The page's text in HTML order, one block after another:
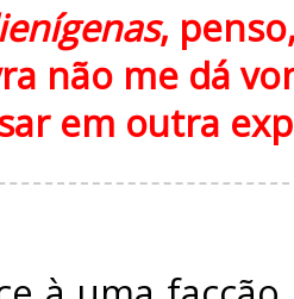
,
não me dá
em outra